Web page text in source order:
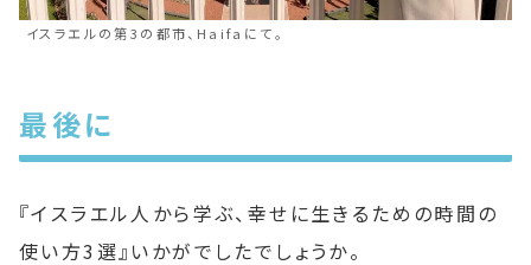
イスラエルの第3の都市、Haifaにて。
最後に
『イスラエル人から学ぶ、幸せに生きるための時間の
使い方3選』いかがでしたでしょうか。